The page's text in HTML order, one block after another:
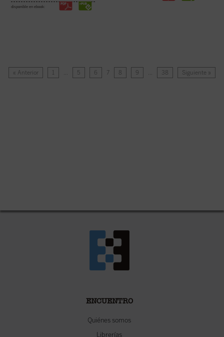
disponible en ebook:
« Anterior 1 … 5 6 7 8 9 … 38 Siguiente »
ENCUENTRO
Quiénes somos
Librerías